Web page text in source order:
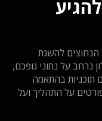
הנחוצים להשגת
נרחב על נתוני גופכם,
תוכניות בהתאמה
על התהליך ועל